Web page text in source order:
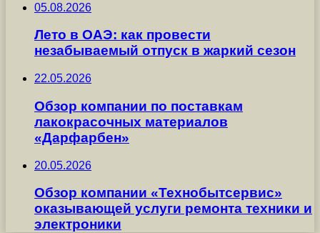
05.08.2026
Лето в ОАЭ: как провести
незабываемый отпуск в жаркий сезон
22.05.2026
Обзор компании по поставкам
лакокрасочных материалов
«Дарфарбен»
20.05.2026
Обзор компании «Технобытсервис»
оказывающей услуги ремонта техники и
электроники